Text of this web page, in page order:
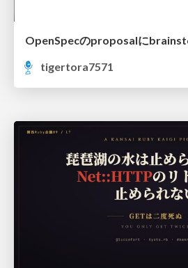
tigertora7571